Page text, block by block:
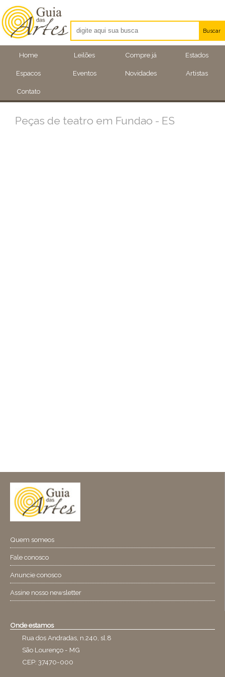
Home Leilões Compre já Estados
Espacos Eventos Novidades Artistas
Contato
Buscar
Artistas
Eventos
Peças de teatro em Fundao - ES
Quem someos
Fale conosco
Anuncie conosco
Assine nosso newsletter
Onde estamos
Rua dos Andradas, n.240, sl.8
São Lourenço - MG
CEP: 37470-000